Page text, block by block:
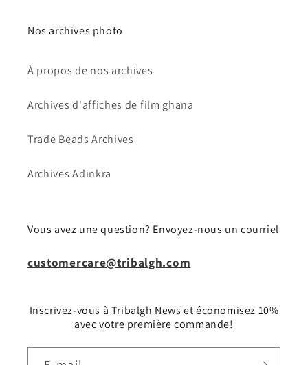
Nos archives photo
À propos de nos archives
Archives d'affiches de film ghana
Trade Beads Archives
Archives Adinkra
Vous avez une question? Envoyez-nous un courriel
customercare@tribalgh.com
Inscrivez-vous à Tribalgh News et économisez 10%
avec votre première commande!